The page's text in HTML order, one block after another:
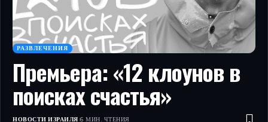
РАЗВЛЕЧЕНИЯ
Премьера: «12 клоунов в
поисках счастья»
НОВОСТИ ИЗРАИЛЯ 6 МИН. ЧТЕНИЯ